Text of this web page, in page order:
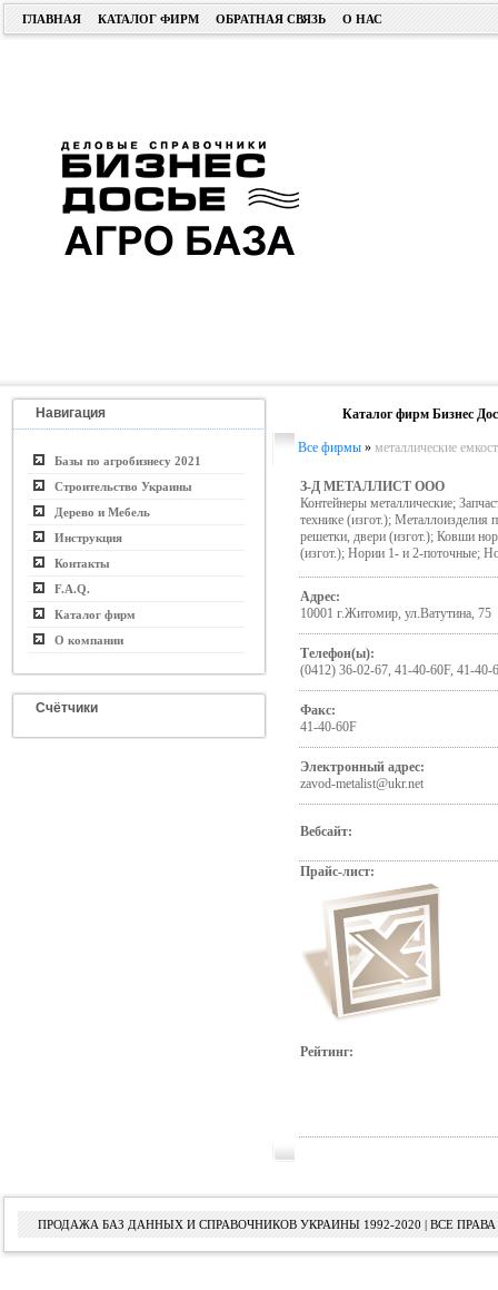
ГЛАВНАЯ КАТАЛОГ ФИРМ ОБРАТНАЯ СВЯЗЬ О НАС
Навигация
Базы по агробизнесу 2021
Строительство Украины
Дерево и Мебель
Инструкция
Контакты
F.A.Q.
Каталог фирм
О компании
Счётчики
Каталог фирм Бизнес
Все фирмы » металлические
З-Д МЕТАЛЛИСТ ООО
Контейнеры металлические;
технике (изгот.); Металлоизделия
решетки, двери (изгот.); Ковши
(изгот.); Нории 1- и 2-поточные;
Адрес:
10001 г.Житомир, ул.Ватутина, 75
Телефон(ы):
(0412) 36-02-67, 41-40-60F, 41-40-
Факс:
41-40-60F
Электронный адрес:
zavod-metalist@ukr.net
Вебсайт:
Прайс-лист:
Рейтинг:
ПРОДАЖА БАЗ ДАННЫХ И СПРАВОЧНИКОВ УКРАИНЫ 1992-2020 | ВСЕ